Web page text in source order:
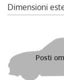
Dimensioni
Posti